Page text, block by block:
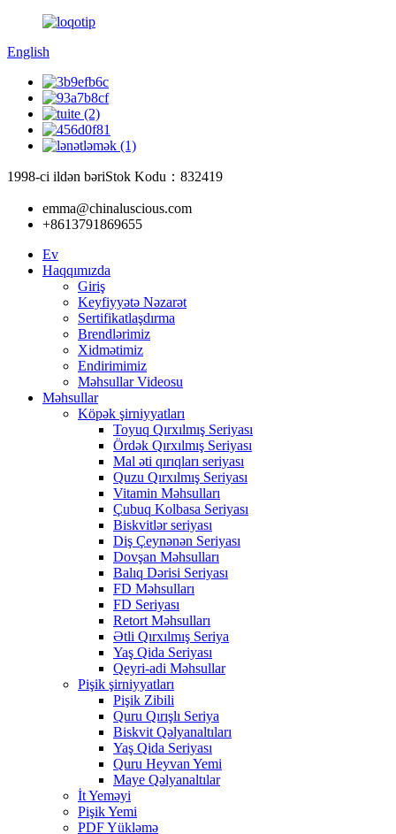
English
1998-ci ildən bəriStok Kodu：832419
emma@chinaluscious.com
+8613791869655
Ev
Haqqımızda
Giriş
Keyfiyyətə Nəzarət
Sertifikatlaşdırma
Brendlərimiz
Xidmətimiz
Endirimimiz
Məhsullar Videosu
Məhsullar
Köpək şirniyyatları
Toyuq Qırxılmış Seriyası
Ördək Qırxılmış Seriyası
Mal əti qırıqları seriyası
Quzu Qırxılmış Seriyası
Vitamin Məhsulları
Çubuq Kolbasa Seriyası
Biskvitlər seriyası
Diş Çeynənən Seriyası
Dovşan Məhsulları
Balıq Dərisi Seriyası
FD Məhsulları
FD Seriyası
Retort Məhsulları
Ətli Qırxılmış Seriya
Yaş Qida Seriyası
Qeyri-adi Məhsullar
Pişik şirniyyatları
Pişik Zibili
Quru Qırışlı Seriya
Biskvit Qəlyanaltıları
Yaş Qida Seriyası
Quru Heyvan Yemi
Maye Qəlyanaltılar
İt Yeməyi
Pişik Yemi
PDF Yükləmə